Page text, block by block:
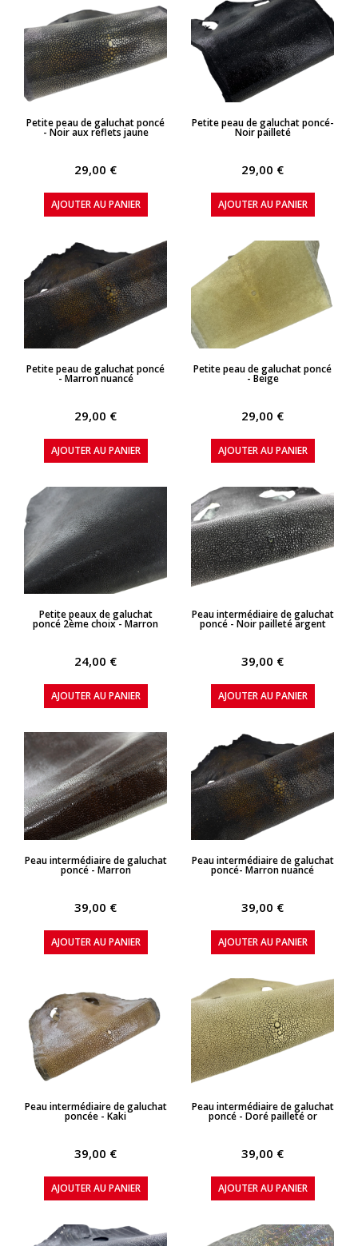
APERÇU RAPIDE
Petite peau de galuchat poncé
- Noir aux reflets jaune
29,00 €
AJOUTER AU PANIER
APERÇU RAPIDE
Petite peau de galuchat poncé-
Noir pailleté
29,00 €
AJOUTER AU PANIER
APERÇU RAPIDE
Petite peau de galuchat poncé
- Marron nuancé
29,00 €
AJOUTER AU PANIER
APERÇU RAPIDE
Petite peau de galuchat poncé
- Beige
29,00 €
AJOUTER AU PANIER
APERÇU RAPIDE
Petite peaux de galuchat
poncé 2ème choix - Marron
24,00 €
AJOUTER AU PANIER
APERÇU RAPIDE
Peau intermédiaire de galuchat
poncé - Noir pailleté argent
39,00 €
AJOUTER AU PANIER
APERÇU RAPIDE
Peau intermédiaire de galuchat
poncé - Marron
39,00 €
AJOUTER AU PANIER
APERÇU RAPIDE
Peau intermédiaire de galuchat
poncé- Marron nuancé
39,00 €
AJOUTER AU PANIER
APERÇU RAPIDE
Peau intermédiaire de galuchat
poncée - Kaki
39,00 €
AJOUTER AU PANIER
APERÇU RAPIDE
Peau intermédiaire de galuchat
poncé - Doré pailleté or
39,00 €
AJOUTER AU PANIER